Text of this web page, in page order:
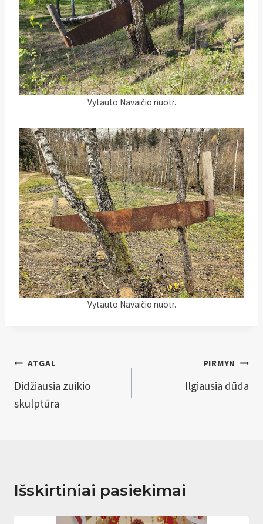
Vytauto Navaičio nuotr.
Vytauto Navaičio nuotr.
Navigacija
tarp
įrašų
ATGAL
Didžiausia zuikio
skulptūra
PIRMYN
Ilgiausia dūda
Išskirtiniai pasiekimai